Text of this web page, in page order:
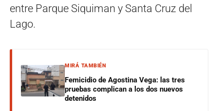
entre Parque Siquiman y Santa Cruz del
Lago.
MIRÁ TAMBIÉN
Femicidio de Agostina Vega: las tres
pruebas complican a los dos nuevos
detenidos